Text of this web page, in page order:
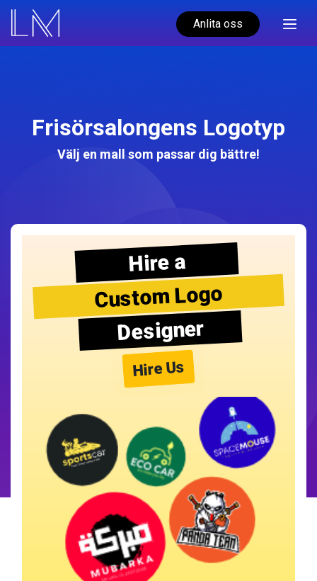
Anlita oss
Frisörsalongens Logotyp
Välj en mall som passar dig bättre!
Hire a
Custom Logo
Designer
Hire Us